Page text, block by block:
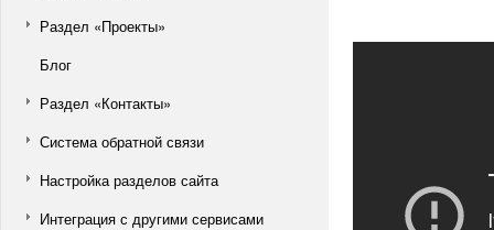
Раздел «Проекты»
Блог
Раздел «Контакты»
Система обратной связи
Настройка разделов сайта
Интеграция с другими сервисами